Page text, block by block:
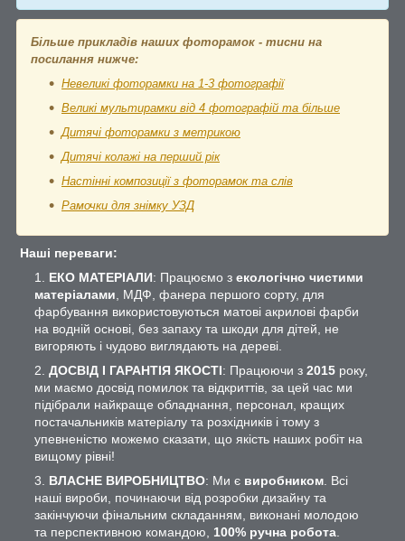
Більше прикладів наших фоторамок - тисни на
посилання нижче:
Невеликі фоторамки на 1-3 фотографії
Великі мультирамки від 4 фотографій та більше
Дитячі фоторамки з метрикою
Дитячі колажі на перший рік
Настінні композиції з фоторамок та слів
Рамочки для знімку УЗД
Наші переваги:
ЕКО МАТЕРІАЛИ: Працюємо з екологічно чистими
матеріалами , МДФ, фанера першого сорту, для
фарбування використовуються матові акрилові фарби
на водній основі, без запаху та шкоди для дітей, не
вигоряють і чудово виглядають на дереві.
ДОСВІД І ГАРАНТІЯ ЯКОСТІ: Працюючи з 2015 року,
ми маємо досвід помилок та відкриттів, за цей час ми
підібрали найкраще обладнання, персонал, кращих
постачальників матеріалу та розхідників і тому з
упевненістю можемо сказати, що якість наших робіт на
вищому рівні!
ВЛАСНЕ ВИРОБНИЦТВО: Ми є виробником . Всі
наші вироби, починаючи від розробки дизайну та
закінчуючи фінальним складанням, виконані молодою
та перспективною командою, 100% ручна робота